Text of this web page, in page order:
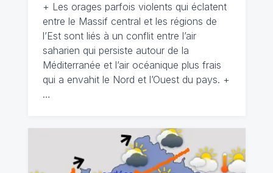
+ Les orages parfois violents qui éclatent
entre le Massif central et les régions de
l’Est sont liés à un conflit entre l’air
saharien qui persiste autour de la
Méditerranée et l’air océanique plus frais
qui a envahit le Nord et l’Ouest du pays. +
…